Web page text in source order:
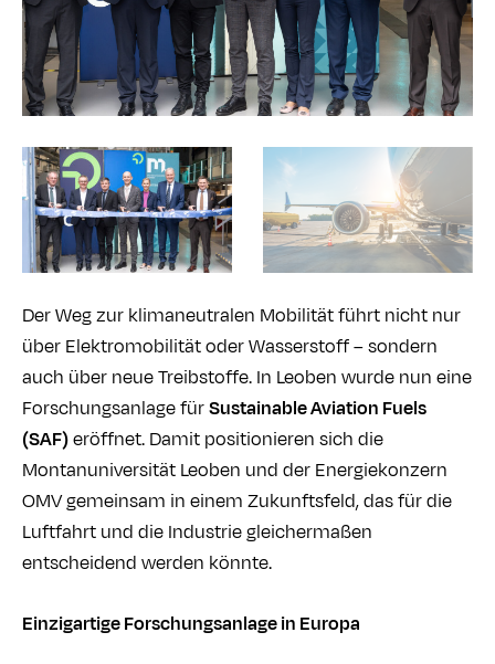
Der Weg zur klimaneutralen Mobilität führt nicht nur
über Elektromobilität oder Wasserstoff – sondern
auch über neue Treibstoffe. In Leoben wurde nun eine
Forschungsanlage fürSustainable Aviation Fuels
(SAF)eröffnet. Damit positionieren sich die
Montanuniversität Leoben und der Energiekonzern
OMV gemeinsam in einem Zukunftsfeld, das für die
Luftfahrt und die Industrie gleichermaßen
entscheidend werden könnte.
Einzigartige Forschungsanlage in Europa